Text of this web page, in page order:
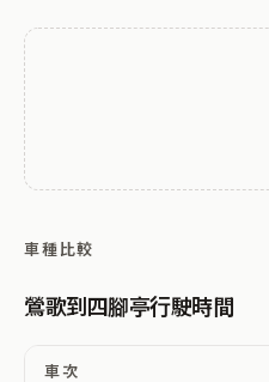
車種比較
鶯歌到四腳亭行駛時間
車次